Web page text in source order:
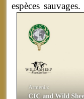
espèces sauvages.